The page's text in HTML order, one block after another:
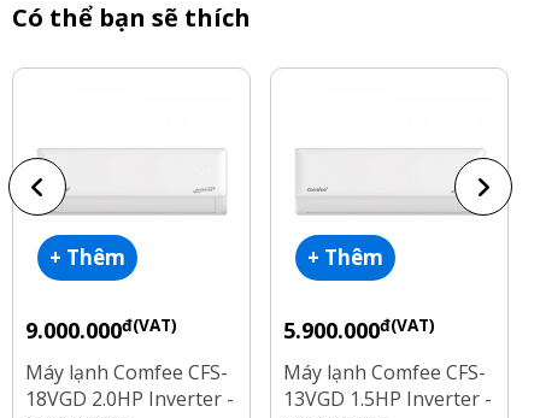
Có thể bạn sẽ thích
+ Thêm
9.000.000đ(VAT)
Máy lạnh Comfee CFS-
18VGD 2.0HP Inverter -
+ Thêm
5.900.000đ(VAT)
Máy lạnh Comfee CFS-
13VGD 1.5HP Inverter -